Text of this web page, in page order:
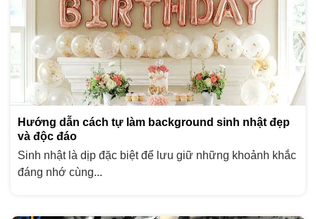
Hướng dẫn cách tự làm background sinh nhật đẹp
và độc đáo
Sinh nhật là dịp đặc biệt để lưu giữ những khoảnh khắc
đáng nhớ cùng...